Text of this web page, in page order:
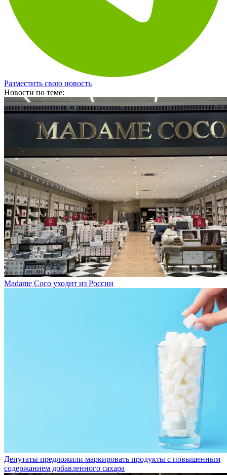
Разместить свою новость
Новости по теме:
Madame Coco уходит из России
Депутаты предложили маркировать продукты с повышенным
содержанием добавленного сахара